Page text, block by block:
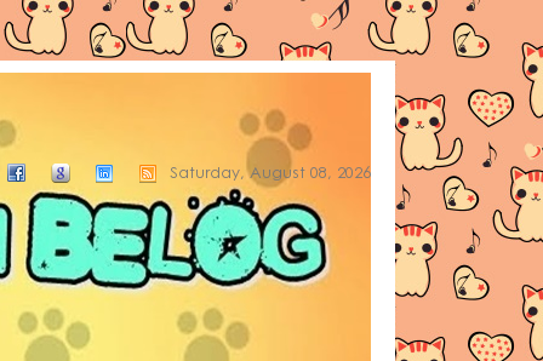
Saturday, August 08, 2026